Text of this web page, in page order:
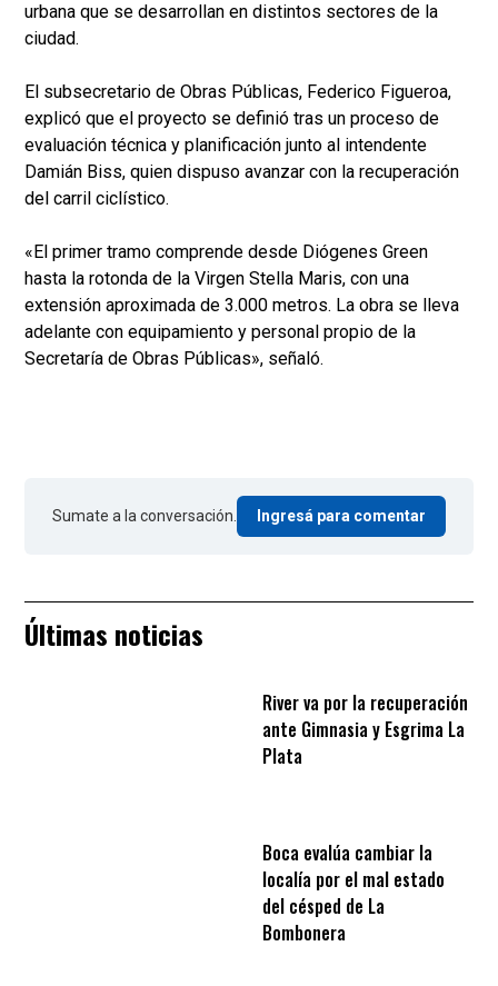
urbana que se desarrollan en distintos sectores de la
ciudad.
El subsecretario de Obras Públicas, Federico Figueroa,
explicó que el proyecto se definió tras un proceso de
evaluación técnica y planificación junto al intendente
Damián Biss, quien dispuso avanzar con la recuperación
del carril ciclístico.
«El primer tramo comprende desde Diógenes Green
hasta la rotonda de la Virgen Stella Maris, con una
extensión aproximada de 3.000 metros. La obra se lleva
adelante con equipamiento y personal propio de la
Secretaría de Obras Públicas», señaló.
Sumate a la conversación. Ingresá para comentar
Últimas noticias
River va por la recuperación
ante Gimnasia y Esgrima La
Plata
Boca evalúa cambiar la
localía por el mal estado
del césped de La
Bombonera